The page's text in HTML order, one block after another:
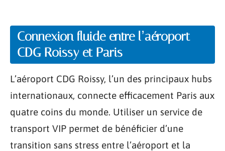
Connexion fluide entre l’aéroport
CDG Roissy et Paris
L’aéroport CDG Roissy, l’un des principaux hubs
internationaux, connecte efficacement Paris aux
quatre coins du monde. Utiliser un service de
transport VIP permet de bénéficier d’une
transition sans stress entre l’aéroport et la